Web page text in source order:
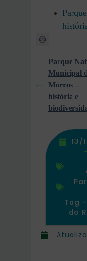
Parque
Municipal
Morros –
história e
13/
Tag -
do